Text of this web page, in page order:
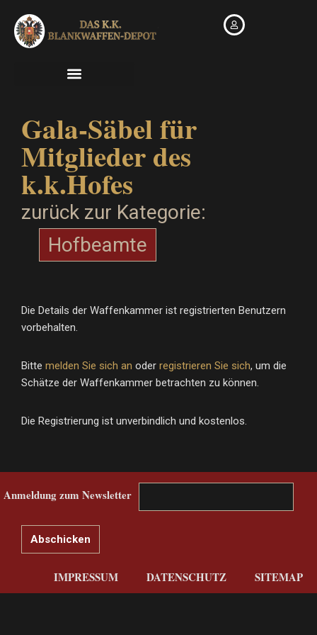
Zum
Gala-Säbel für
Mitglieder des
k.k.Hofes
zurück zur Kategorie:
Hofbeamte
Die Details der Waffenkammer ist registrierten Benutzern
vorbehalten.
Bitte melden Sie sich an oder registrieren Sie sich, um die
Schätze der Waffenkammer betrachten zu können.
Die Registrierung ist unverbindlich und kostenlos.
Anmeldung zum Newsletter
IMPRESSUM DATENSCHUTZ SITEMAP